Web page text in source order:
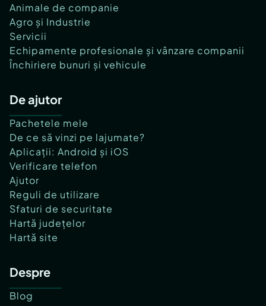
Animale de companie
Agro și Industrie
Servicii
Echipamente profesionale și vânzare companii
Închiriere bunuri și vehicule
De ajutor
Pachetele mele
De ce să vinzi pe lajumate?
Aplicații: Android și iOS
Verificare telefon
Ajutor
Reguli de utilizare
Sfaturi de securitate
Hartă județelor
Hartă site
Despre
Blog